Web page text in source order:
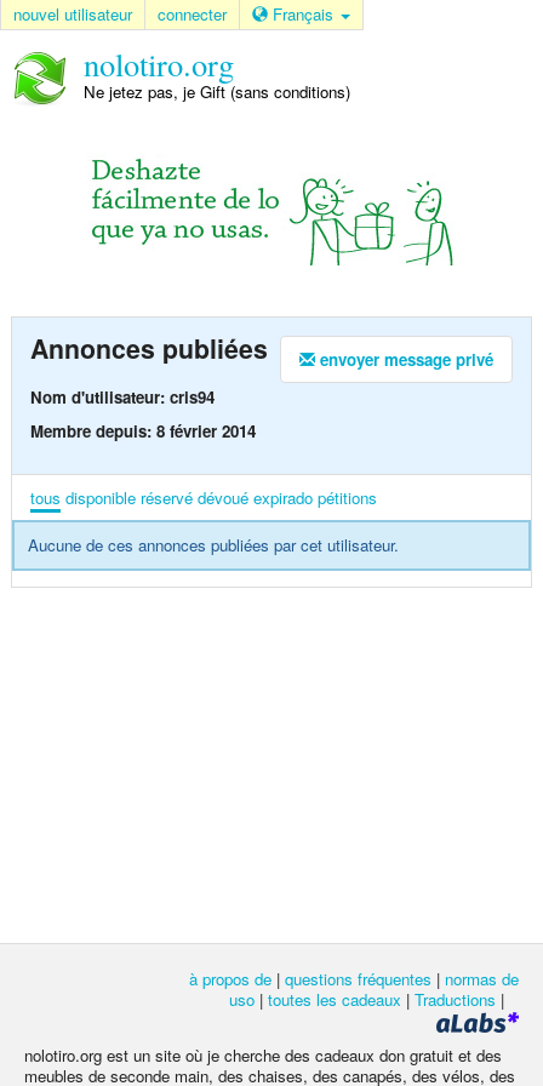
nouvel utilisateur connecter Français
nolotiro.org
Ne jetez pas, je Gift (sans conditions)
envoyer message privé
Annonces publiées
Nom d'utilisateur: cris94
Membre depuis: 8 février 2014
tous disponible réservé dévoué expirado pétitions
Aucune de ces annonces publiées par cet utilisateur.
à propos de | questions fréquentes | normas de
uso | toutes les cadeaux | Traductions |
nolotiro.org est un site où je cherche des cadeaux don gratuit et des
meubles de seconde main, des chaises, des canapés, des vélos, des